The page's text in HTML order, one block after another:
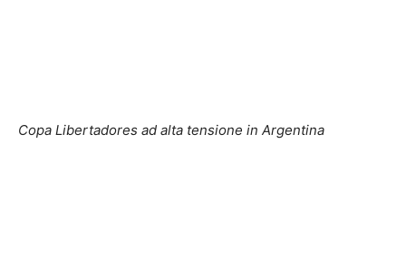
Copa Libertadores ad alta tensione in Argentina